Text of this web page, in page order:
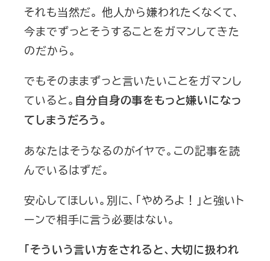
それも当然だ。 他人から嫌われたくなくて、
今までずっとそうすることをガマンしてきた
のだから。
でもそのままずっと言いたいことをガマンし
ていると。 自分自身の事をもっと嫌いになっ
てしまうだろう。
あなたはそうなるのがイヤで。この記事を読
んでいるはずだ。
安心してほしい。別に、「やめろよ！」と強いト
ーンで相手に言う必要はない。
「そういう言い方をされると、大切に扱われ